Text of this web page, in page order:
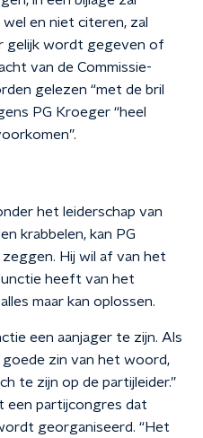
en niet citeren, zal
gelijk wordt gegeven of
van de Commissie-
gelezen “met de bril
PG Kroeger “heel
het leiderschap van
krabbelen, kan PG
Hij wil af van het
heeft van het
maar kan oplossen.
een aanjager te zijn. Als
goede zin van het woord,
te zijn op de partijleider.”
een partijcongres dat
georganiseerd. “Het